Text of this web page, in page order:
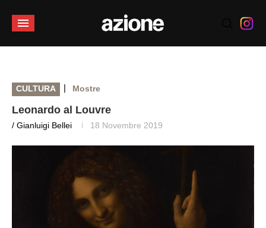
CULTURA | Mostre
Leonardo al Louvre
/ Gianluigi Bellei 18 Novembre 2019